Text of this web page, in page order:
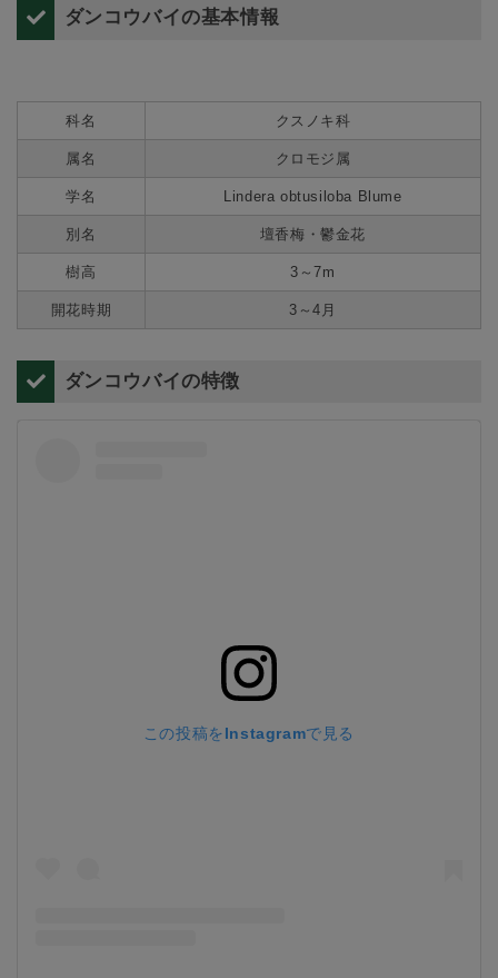
ダンコウバイの基本情報
科名 クスノキ科
属名 クロモジ属
学名 Lindera obtusiloba Blume
別名 壇香梅・鬱金花
樹高 3～7m
開花時期 3～4月
ダンコウバイの特徴
この投稿をInstagramで見る